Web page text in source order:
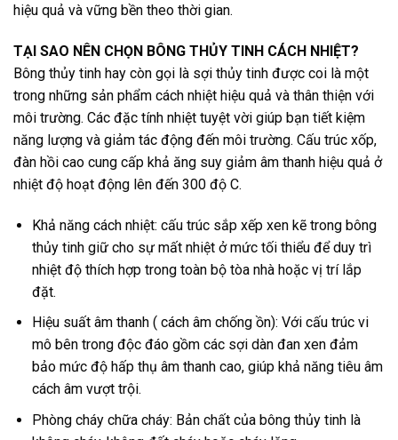
hiệu quả và vững bền theo thời gian.
TẠI SAO NÊN CHỌN BÔNG THỦY TINH CÁCH NHIỆT?
Bông thủy tinh hay còn gọi là sợi thủy tinh được coi là một
trong những sản phẩm cách nhiệt hiệu quả và thân thiện với
môi trường. Các đặc tính nhiệt tuyệt vời giúp bạn tiết kiệm
năng lượng và giảm tác động đến môi trường. Cấu trúc xốp,
đàn hồi cao cung cấp khả ăng suy giảm âm thanh hiệu quả ở
nhiệt độ hoạt động lên đến 300 độ C.
Khả năng cách nhiệt: cấu trúc sắp xếp xen kẽ trong bông
thủy tinh giữ cho sự mất nhiệt ở mức tối thiểu để duy trì
nhiệt độ thích hợp trong toàn bộ tòa nhà hoặc vị trí lắp
đặt.
Hiệu suất âm thanh ( cách âm chống ồn): Với cấu trúc vi
mô bên trong độc đáo gồm các sợi dàn đan xen đảm
bảo mức độ hấp thụ âm thanh cao, giúp khả năng tiêu âm
cách âm vượt trội.
Phòng cháy chữa cháy: Bản chất của bông thủy tinh là